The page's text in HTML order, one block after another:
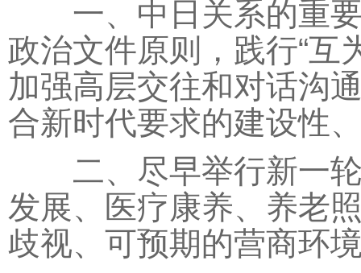
一、中日关系的重要
政治文件原则，践行“互
加强高层交往和对话沟
合新时代要求的建设性
二、尽早举行新一轮
发展、医疗康养、养老
歧视、可预期的营商环